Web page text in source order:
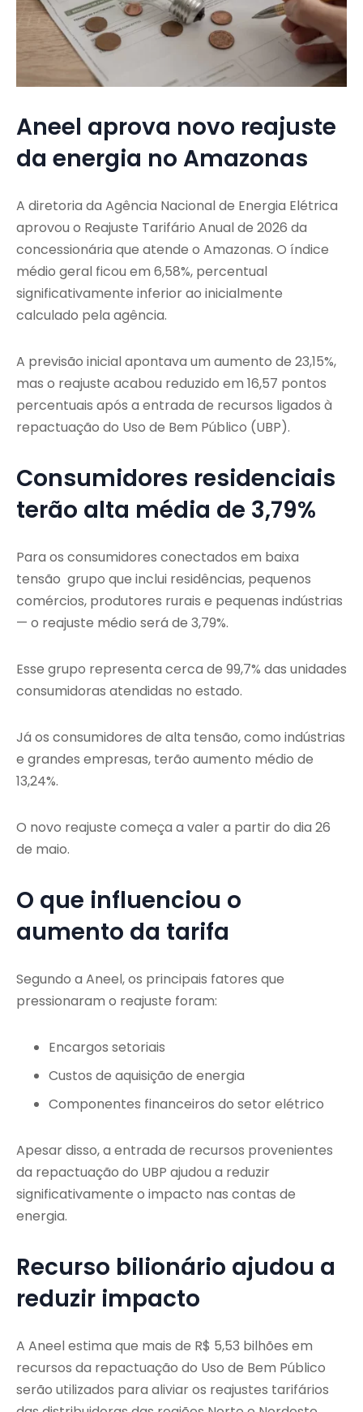
Aneel aprova novo reajuste
da energia no Amazonas
A diretoria da Agência Nacional de Energia Elétrica
aprovou o Reajuste Tarifário Anual de 2026 da
concessionária que atende o Amazonas. O índice
médio geral ficou em 6,58%, percentual
significativamente inferior ao inicialmente
calculado pela agência.
A previsão inicial apontava um aumento de 23,15%,
mas o reajuste acabou reduzido em 16,57 pontos
percentuais após a entrada de recursos ligados à
repactuação do Uso de Bem Público (UBP).
Consumidores residenciais
terão alta média de 3,79%
Para os consumidores conectados em baixa
tensão grupo que inclui residências, pequenos
comércios, produtores rurais e pequenas indústrias
— o reajuste médio será de 3,79%.
Esse grupo representa cerca de 99,7% das unidades
consumidoras atendidas no estado.
Já os consumidores de alta tensão, como indústrias
e grandes empresas, terão aumento médio de
13,24%.
O novo reajuste começa a valer a partir do dia 26
de maio.
O que influenciou o
aumento da tarifa
Segundo a Aneel, os principais fatores que
pressionaram o reajuste foram:
Encargos setoriais
Custos de aquisição de energia
Componentes financeiros do setor elétrico
Apesar disso, a entrada de recursos provenientes
da repactuação do UBP ajudou a reduzir
significativamente o impacto nas contas de
energia.
Recurso bilionário ajudou a
reduzir impacto
A Aneel estima que mais de R$ 5,53 bilhões em
recursos da repactuação do Uso de Bem Público
serão utilizados para aliviar os reajustes tarifários